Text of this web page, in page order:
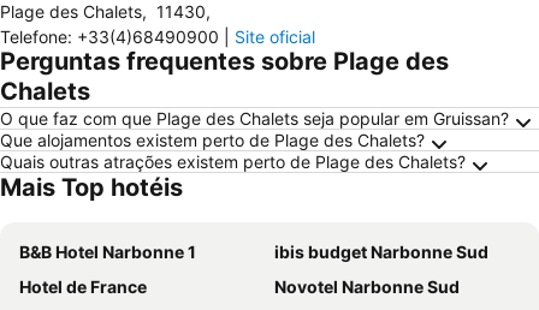
Plage des Chalets, 11430,
Telefone: +33(4)68490900 Site oficial
Perguntas frequentes sobre Plage des
Chalets
O que faz com que Plage des Chalets seja popular em Gruissan?
Que alojamentos existem perto de Plage des Chalets?
Quais outras atrações existem perto de Plage des Chalets?
Mais Top hotéis
B&B Hotel Narbonne 1
ibis budget Narbonne Sud
Hotel de France
Novotel Narbonne Sud